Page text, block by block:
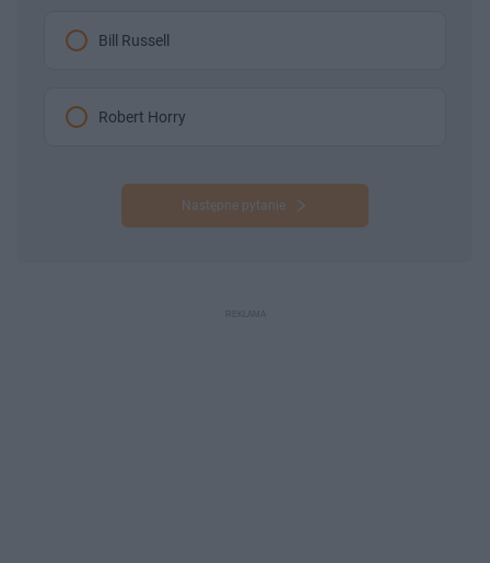
Bill Russell
Robert Horry
Następne pytanie